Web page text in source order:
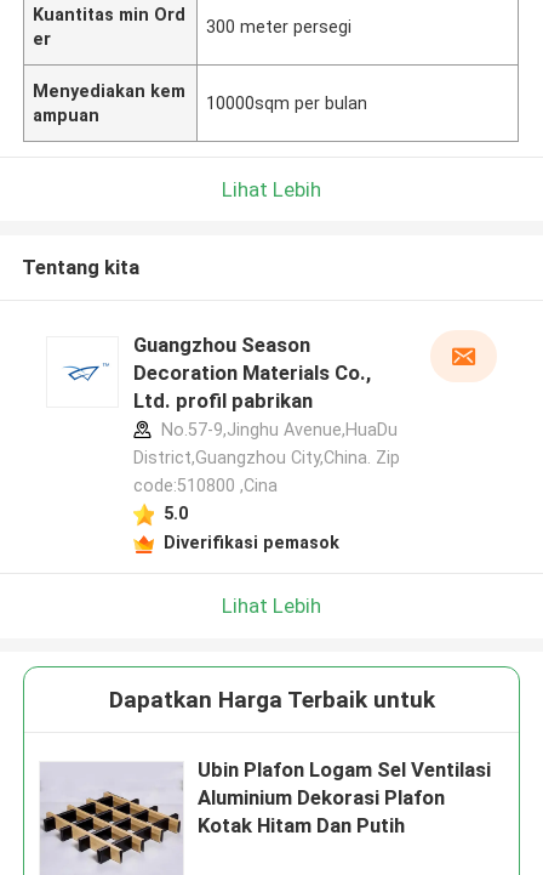
Kuantitas min Ord
er
300 meter persegi
Menyediakan kem
ampuan
10000sqm per bulan
Lihat Lebih
Tentang kita
Guangzhou Season
Decoration Materials Co.,
Ltd. profil pabrikan
No.57-9,Jinghu Avenue,HuaDu
District,Guangzhou City,China. Zip
code:510800 ,Cina
5.0
Diverifikasi pemasok
Lihat Lebih
Dapatkan Harga Terbaik untuk
Ubin Plafon Logam Sel Ventilasi
Aluminium Dekorasi Plafon
Kotak Hitam Dan Putih